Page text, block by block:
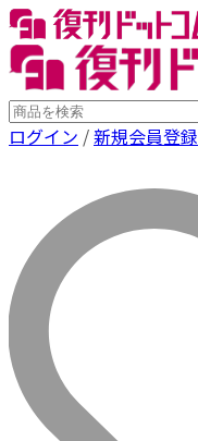
ログイン /新規会員登録